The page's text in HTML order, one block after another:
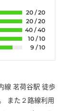
20 / 20
20 / 20
40 / 40
10 / 10
9 / 10
線 茗荷谷駅 徒歩
また２路線利用